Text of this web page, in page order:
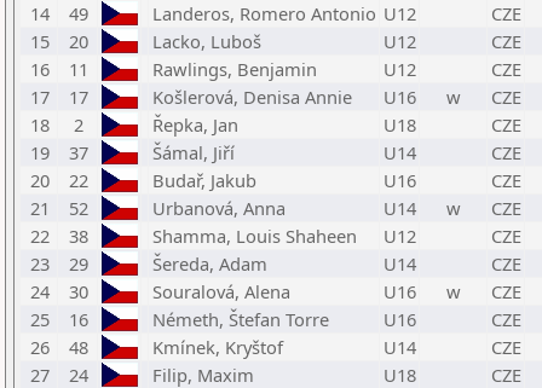
14
49 Landeros, Romero Antonio U12
CZE
15
20 Lacko, Luboš U12
CZE
16
11 Rawlings, Benjamin U12
CZE
17
17 Košlerová, Denisa Annie U16 w
CZE
18
2 Řepka, Jan U18
CZE
19
37 Šámal, Jiří U14
CZE
20
22 Budař, Jakub U16
CZE
21
52 Urbanová, Anna U14 w
CZE
22
38 Shamma, Louis Shaheen U12
CZE
23
29 Šereda, Adam U14
CZE
24
30 Souralová, Alena U16 w
CZE
25
16 Németh, Štefan Torre U16
CZE
26
48 Kmínek, Kryštof U14
CZE
27
24 Filip, Maxim U18
CZE